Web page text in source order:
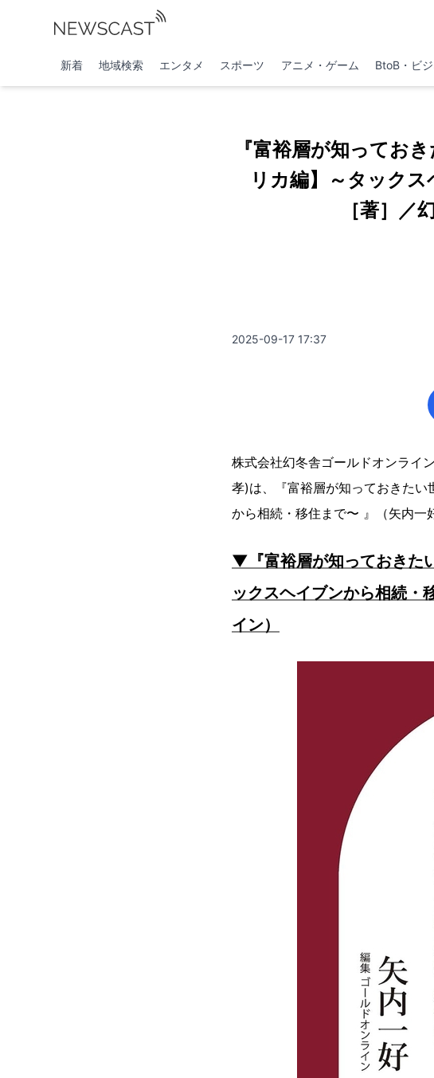
新着 地域検索 エンタメ スポーツ アニメ・ゲーム BtoB・ビ
『富裕層が知ってお
リカ編】～タック
［著］／
2025-09-17 17:37
株式会社幻冬舎ゴールドオンライ
孝)は、『富裕層が知っておきた
から相続・移住まで〜 』（矢内一
▼『富裕層が知っておきた
ックスヘイブンから相続・
イン）